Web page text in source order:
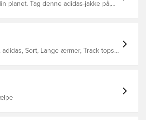
planet. Tag denne adidas-jakke på,
forstyrrelser, så du forbliver
dine holdkammerater. Fremstillet
repræsenterer dette
Sort, Lange ærmer, Track tops,